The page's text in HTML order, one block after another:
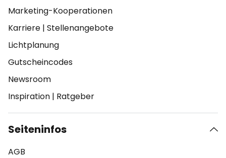
Marketing-Kooperationen
Karriere | Stellenangebote
Lichtplanung
Gutscheincodes
Newsroom
Inspiration | Ratgeber
Seiteninfos
AGB